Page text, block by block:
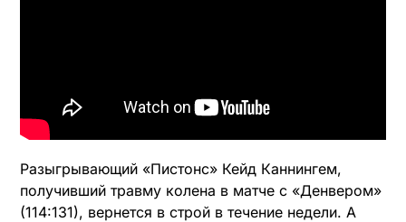
Разыгрывающий «Пистонс» Кейд Каннингем,
получивший травму колена в матче с «Денвером»
(114:131), вернется в строй в течение недели. А